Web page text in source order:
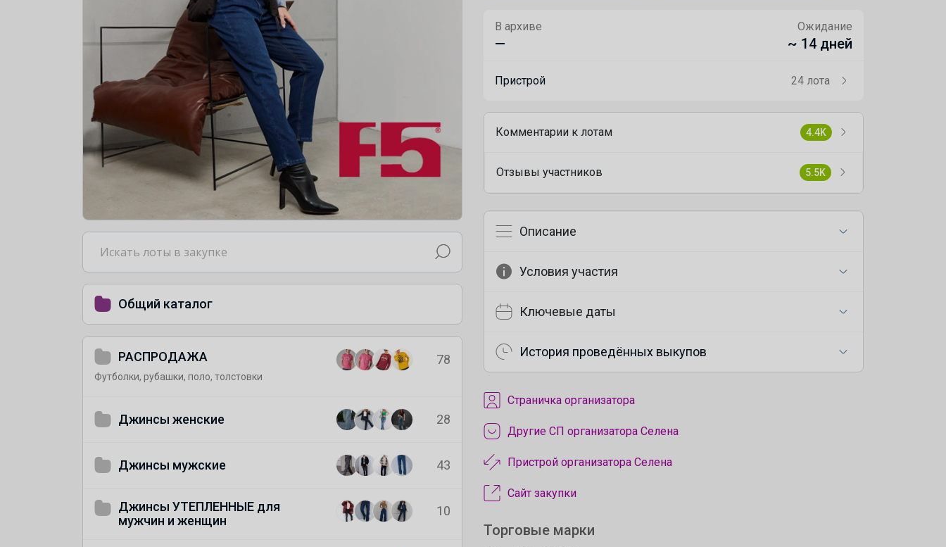
Общий каталог
РАСПРОДАЖА
Футболки, рубашки, поло, толстовки
78
Джинсы женские 28
Джинсы мужские 43
Джинсы УТЕПЛЕННЫЕ для
мужчин и женщин
10
В архиве
—
Ожидание
~ 14 дней
Пристрой 24 лота
Комментарии к лотам 4.4K
Отзывы участников 5.5K
Описание
Условия участия
Ключевые даты
История проведённых выкупов
Cтраничка организатора
Другие СП организатора Селена
Пристрой организатора Селена
Сайт закупки
Торговые марки